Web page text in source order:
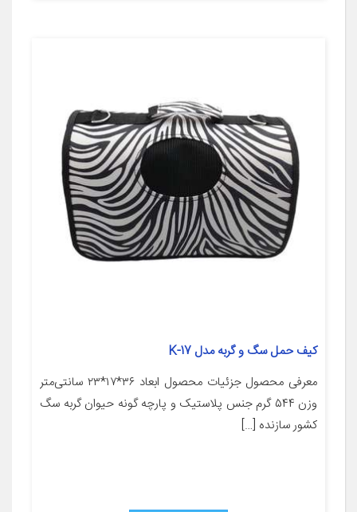
کیف حمل سگ و گربه مدل K-17
معرفی محصول جزئیات محصول ابعاد ۳۶*۱۷*۲۳ سانتی‌متر
وزن ۵۴۴ گرم جنس پلاستیک و پارچه گونه حیوان گربه سگ
کشور سازنده […]